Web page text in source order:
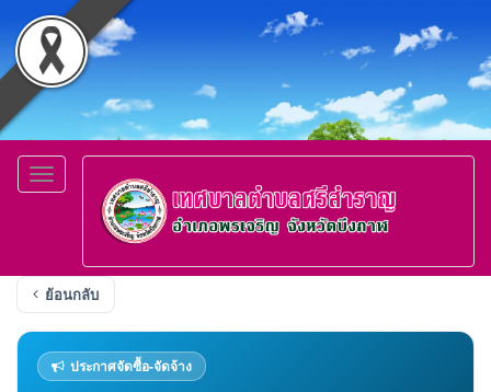
Toggle
navigation
ย้อนกลับ
ประกาศจัดซื้อ-จัดจ้าง